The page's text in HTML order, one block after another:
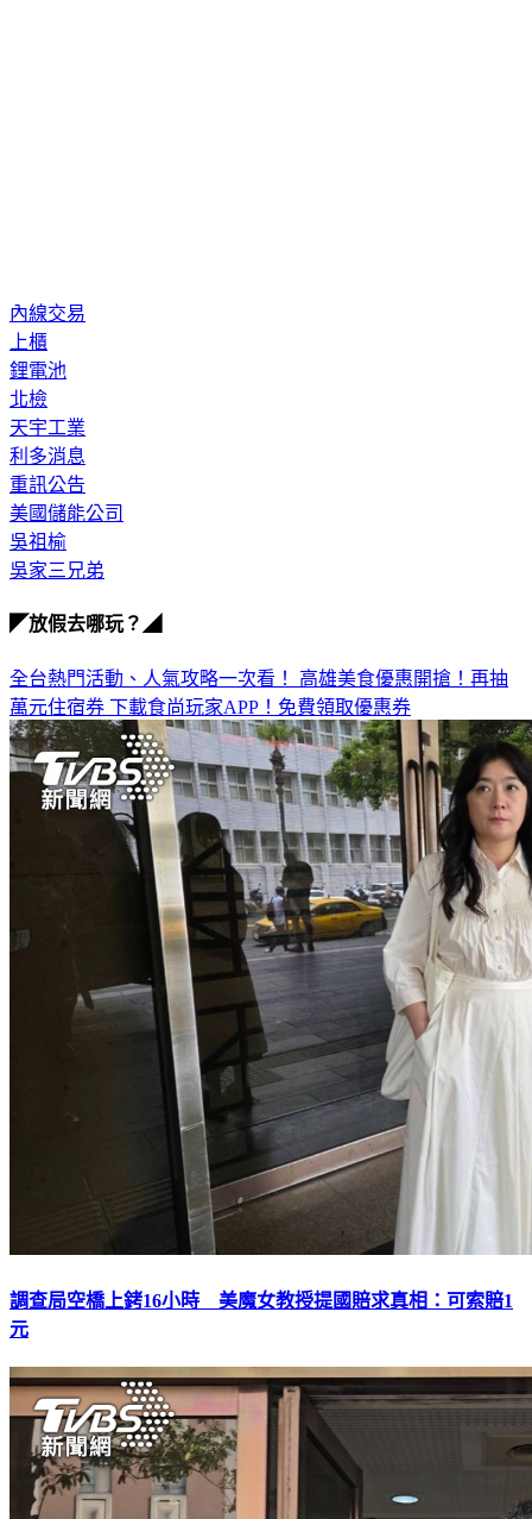
內線交易
上櫃
鋰電池
北檢
天宇工業
利多消息
重訊公告
美國儲能公司
吳祖榆
全台熱門活動、人氣攻略一次看！高雄美食優惠開搶！再抽
萬元住宿券下載食尚玩家APP！免費領取優惠券
調查局空橋上銬16小時 美魔女教授提國賠求真相：可索賠1